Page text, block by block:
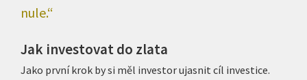
nule.“
Jak investovat do zlata
Jako první krok by si měl investor ujasnit cíl investice.